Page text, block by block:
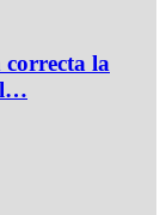
correcta la